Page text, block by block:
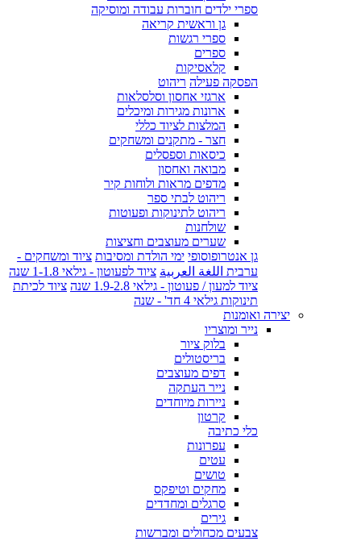
ספרי ילדים חוברות עבודה ומוסיקה
גן וראשית קריאה
ספרי רגשות
ספרים
קלאסיקות
הפסקה פעילה ריהוט
ארגזי אחסון וסלסלאות
ארונות מגירות ומיכלים
המלצות לציוד כללי
חצר - מתקנים ומשחקים
כיסאות וספסלים
מבואה ואחסון
מדפים מראות ולוחות קיר
ריהוט לבתי ספר
ריהוט לתינוקות ופעוטות
שולחנות
שערים מעוצבים וחציצות
גן אנטרופוסופי ימי הולדת ומסיבות ציוד ומשחקים -
ערבית اللغة العربية ציוד לפעוטון - גילאי 1-1.8 שנה
ציוד למעון / פעוטון - גילאי 1.9-2.8 שנה
ציוד לכיתת
תינוקות גילאי 4 חד' - שנה
יצירה ואומנות
נייר ומוצריו
בלוק ציור
בריסטולים
דפים מעוצבים
נייר העתקה
ניירות מיוחדים
קרטון
כלי כתיבה
עפרונות
עטים
טושים
מחקים וטיפקס
סרגלים ומחדדים
גירים
צבעים מכחולים ומברשות